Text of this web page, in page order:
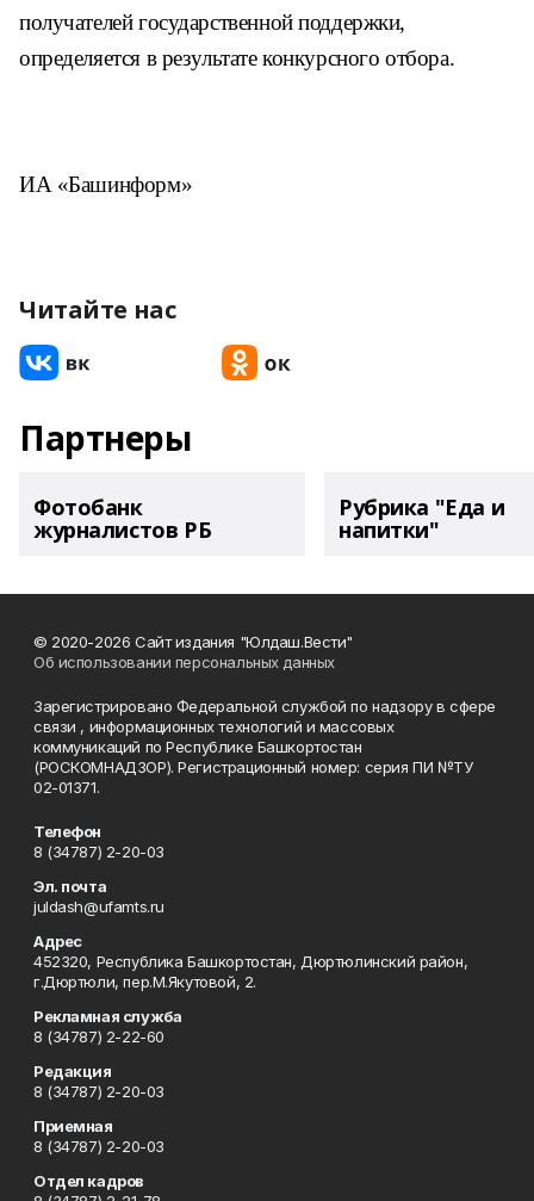
получателей государственной поддержки,
определяется в результате конкурсного отбора.
ИА «Башинформ»
Читайте нас
Партнеры
Фотобанк
журналистов РБ
Рубрика "Еда и
напитки"
© 2020-2026 Сайт издания "Юлдаш.Вести"
Об использовании персональных данных
Зарегистрировано Федеральной службой по надзору в сфере
связи , информационных технологий и массовых
коммуникаций по Республике Башкортостан
(РОСКОМНАДЗОР). Регистрационный номер: серия ПИ №ТУ
02-01371.
Телефон
8 (34787) 2-20-03
Эл. почта
juldash@ufamts.ru
Адрес
452320, Республика Башкортостан, Дюртюлинский район,
г.Дюртюли, пер.М.Якутовой, 2.
Рекламная служба
8 (34787) 2-22-60
Редакция
8 (34787) 2-20-03
Приемная
8 (34787) 2-20-03
Отдел кадров